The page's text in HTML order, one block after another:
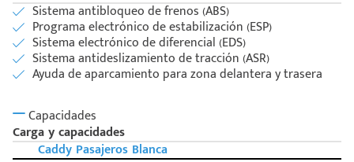
Sistema antibloqueo de frenos (ABS)
Programa electrónico de estabilización (ESP)
Sistema electrónico de diferencial (EDS)
Sistema antideslizamiento de tracción (ASR)
Ayuda de aparcamiento para zona delantera y trasera
Capacidades
Carga y capacidades
Caddy Pasajeros Blanca